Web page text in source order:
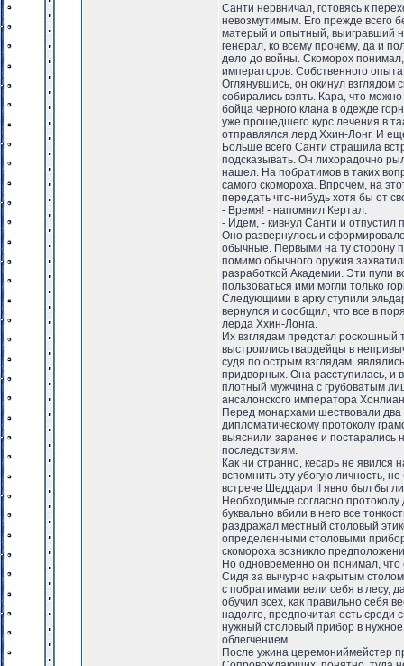
Санти нервничал, готовясь к
невозмутимым. Его прежде всего
матерый и опытный, выигравший
генерал, ко всему прочему, да и
дело до войны. Скоморох
императоров. Собственного
Оглянувшись, он окинул взглядом
собирались взять. Кара, что
бойца черного клана в одежде
уже прошедшего курс лечения в
отправлялся лерд Ххин-Лонг. И
Больше всего Санти страшила
подсказывать. Он лихорадочно
нашел. На побратимов в таких
самого скомороха. Впрочем, на
передать что-нибудь хотя бы от
- Время! - напомнил Кертал.
- Идем, - кивнул Санти и отпустил
Оно развернулось и
обычные. Первыми на ту сторону
помимо обычного оружия
разработкой Академии. Эти пули
пользоваться ими могли только
Следующими в арку ступили
вернулся и сообщил, что все в
лерда Ххин-Лонга.
Их взглядам предстал
выстроились гвардейцы в
судя по острым взглядам,
придворных. Она расступилась, и
плотный мужчина с грубоватым
ансалонского императора
Перед монархами шествовали
дипломатическому протоколу
выяснили заранее и постарались
последствиям.
Как ни странно, кесарь не явился
вспомнить эту убогую личность,
встрече Шеддари II явно был бы
Необходимые согласно
буквально вбили в него все
раздражал местный столовый
определенными столовыми
скомороха возникло
Но одновременно он понимал, что
Сидя за вычурно накрытым
с побратимами вели себя в лесу,
обучил всех, как правильно себя
надолго, предпочитая есть среди
нужный столовый прибор в нужное
облегчением.
После ужина церемониймейстер